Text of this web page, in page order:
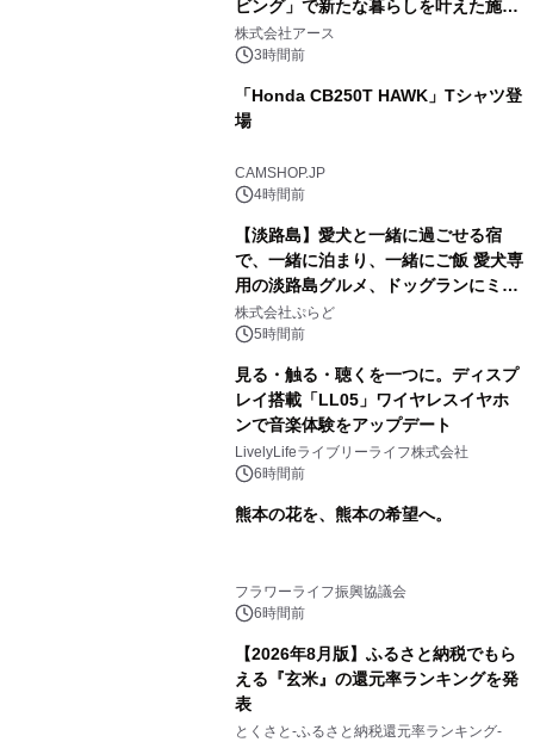
ビング」で新たな暮らしを叶えた施工
事例を株式会社アースが公開
株式会社アース
3時間前
「Honda CB250T HAWK」Tシャツ登
場
CAMSHOP.JP
4時間前
【淡路島】愛犬と一緒に過ごせる宿
で、一緒に泊まり、一緒にご飯 愛犬専
用の淡路島グルメ、ドッグランにミニ
プール グランピングとトレーラーハウ
スの2施設で
株式会社ぷらど
5時間前
見る・触る・聴くを一つに。ディスプ
レイ搭載「LL05」ワイヤレスイヤホ
ンで音楽体験をアップデート
LivelyLifeライブリーライフ株式会社
6時間前
熊本の花を、熊本の希望へ。
フラワーライフ振興協議会
6時間前
【2026年8月版】ふるさと納税でもら
える『玄米』の還元率ランキングを発
表
とくさと-ふるさと納税還元率ランキング-